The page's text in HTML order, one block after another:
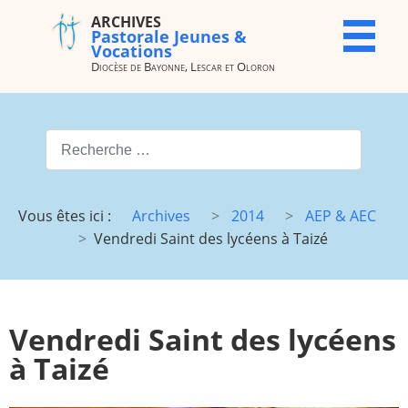
ARCHIVES
Pastorale
Lescar et
X
du site
JDJ (JMJ)
JD 4e/3e
64
M.
Garicoïts
ARCHIVES
Pastorale Jeunes &
Vocations
Diocèse de Bayonne, Lescar et Oloron
Valider
Vous êtes ici :
Archives 2014
AEP & AEC
Vendredi Saint des lycéens à Taizé
Vendredi Saint des lycéens
à Taizé